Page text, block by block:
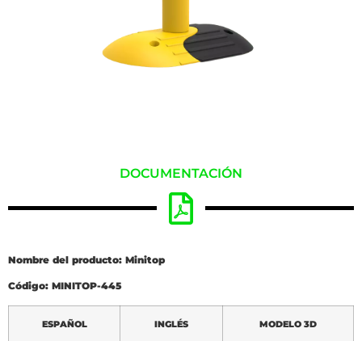
DOCUMENTACIÓN
Nombre del producto: Minitop
Código: MINITOP-445
ESPAÑOL INGLÉS MODELO 3D